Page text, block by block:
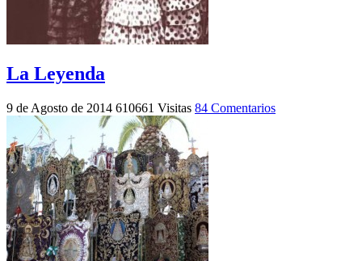
La Leyenda
9 de Agosto de 2014 610661 Visitas 84 Comentarios